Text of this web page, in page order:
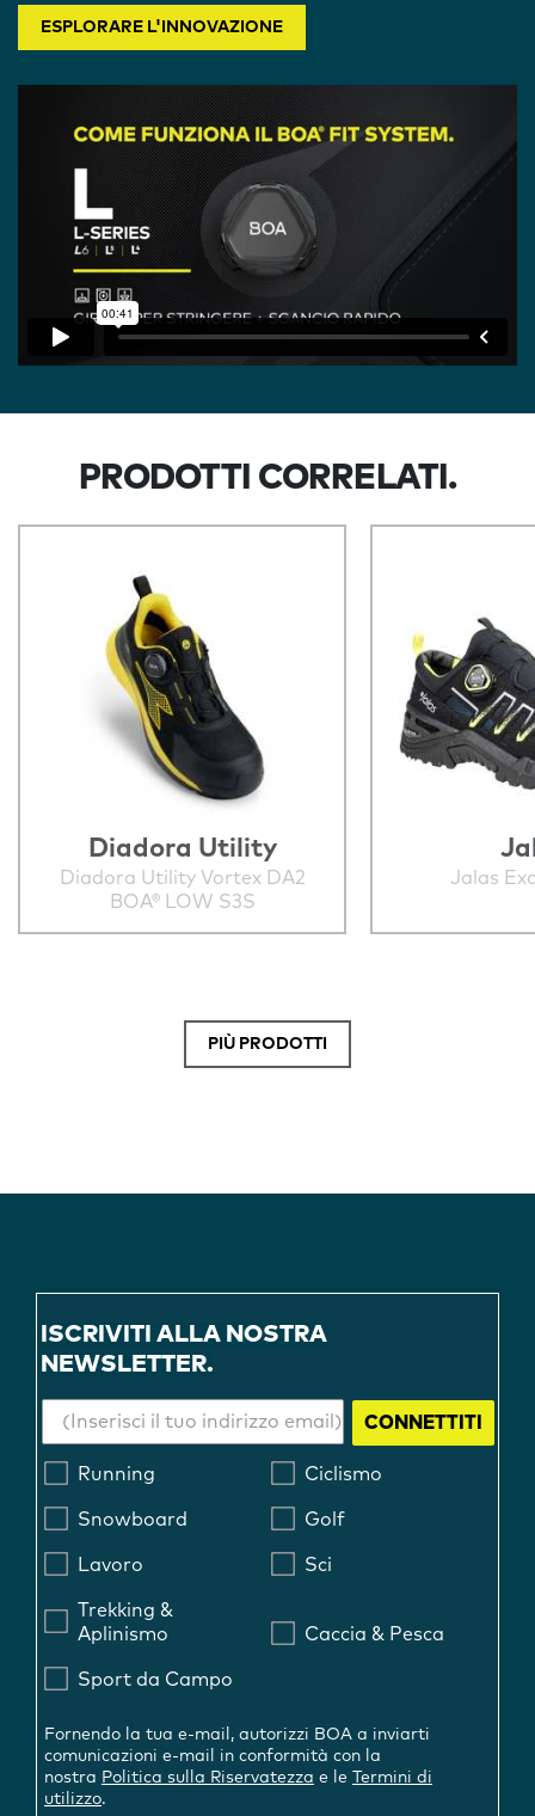
ESPLORARE L'INNOVAZIONE
PRODOTTI CORRELATI.
Diadora Utility
Diadora Utility Vortex DA2
BOA® LOW S3S
Jalas
PIÙ PRODOTTI
ISCRIVITI ALLA NOSTRA
NEWSLETTER.
CONNETTITI
Running Ciclismo
Snowboard Golf
Lavoro Sci
Trekking &
Aplinismo
Caccia & Pesca
Sport da Campo
Fornendo la tua e-mail, autorizzi BOA a inviarti
comunicazioni e-mail in conformità con la
nostra Politica sulla Riservatezza e le
Termini di
utilizzo.